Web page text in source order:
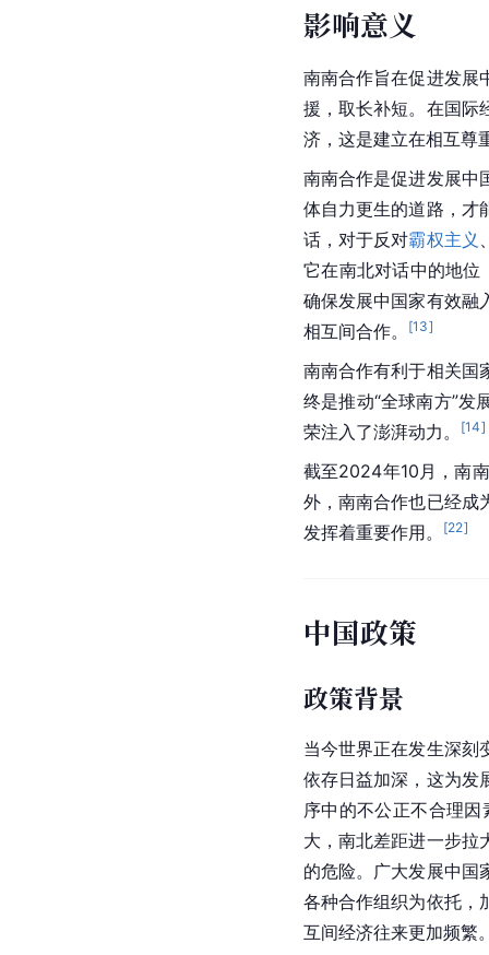
影响意义
南南合作旨在促进发展
援，取长补短。在国际
济，这是建立在相互尊
南南合作是促进发展中
体自力更生的道路，才
话，对于反对霸权主义
它在南北对话中的地位
确保发展中国家有效融
相互间合作。
[13]
南南合作有利于相关国
终是推动“全球南方”发
荣注入了澎湃动力。
[14]
截至2024年10月，南
外，南南合作也已经成
发挥着重要作用。
[22]
中国政策
政策背景
当今世界正在发生深刻
依存日益加深，这为发
序中的不公正不合理
大，南北差距进一步拉
的危险。广大发展中国
各种合作组织为依托，
互间经济往来更加频繁